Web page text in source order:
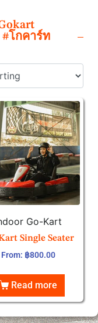
#โกคาร์ท
Go-Kart
Single Seater
From: ฿800.00
Read more